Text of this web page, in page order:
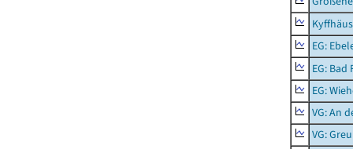
EG:
EG:
EG:
VG: An
VG: